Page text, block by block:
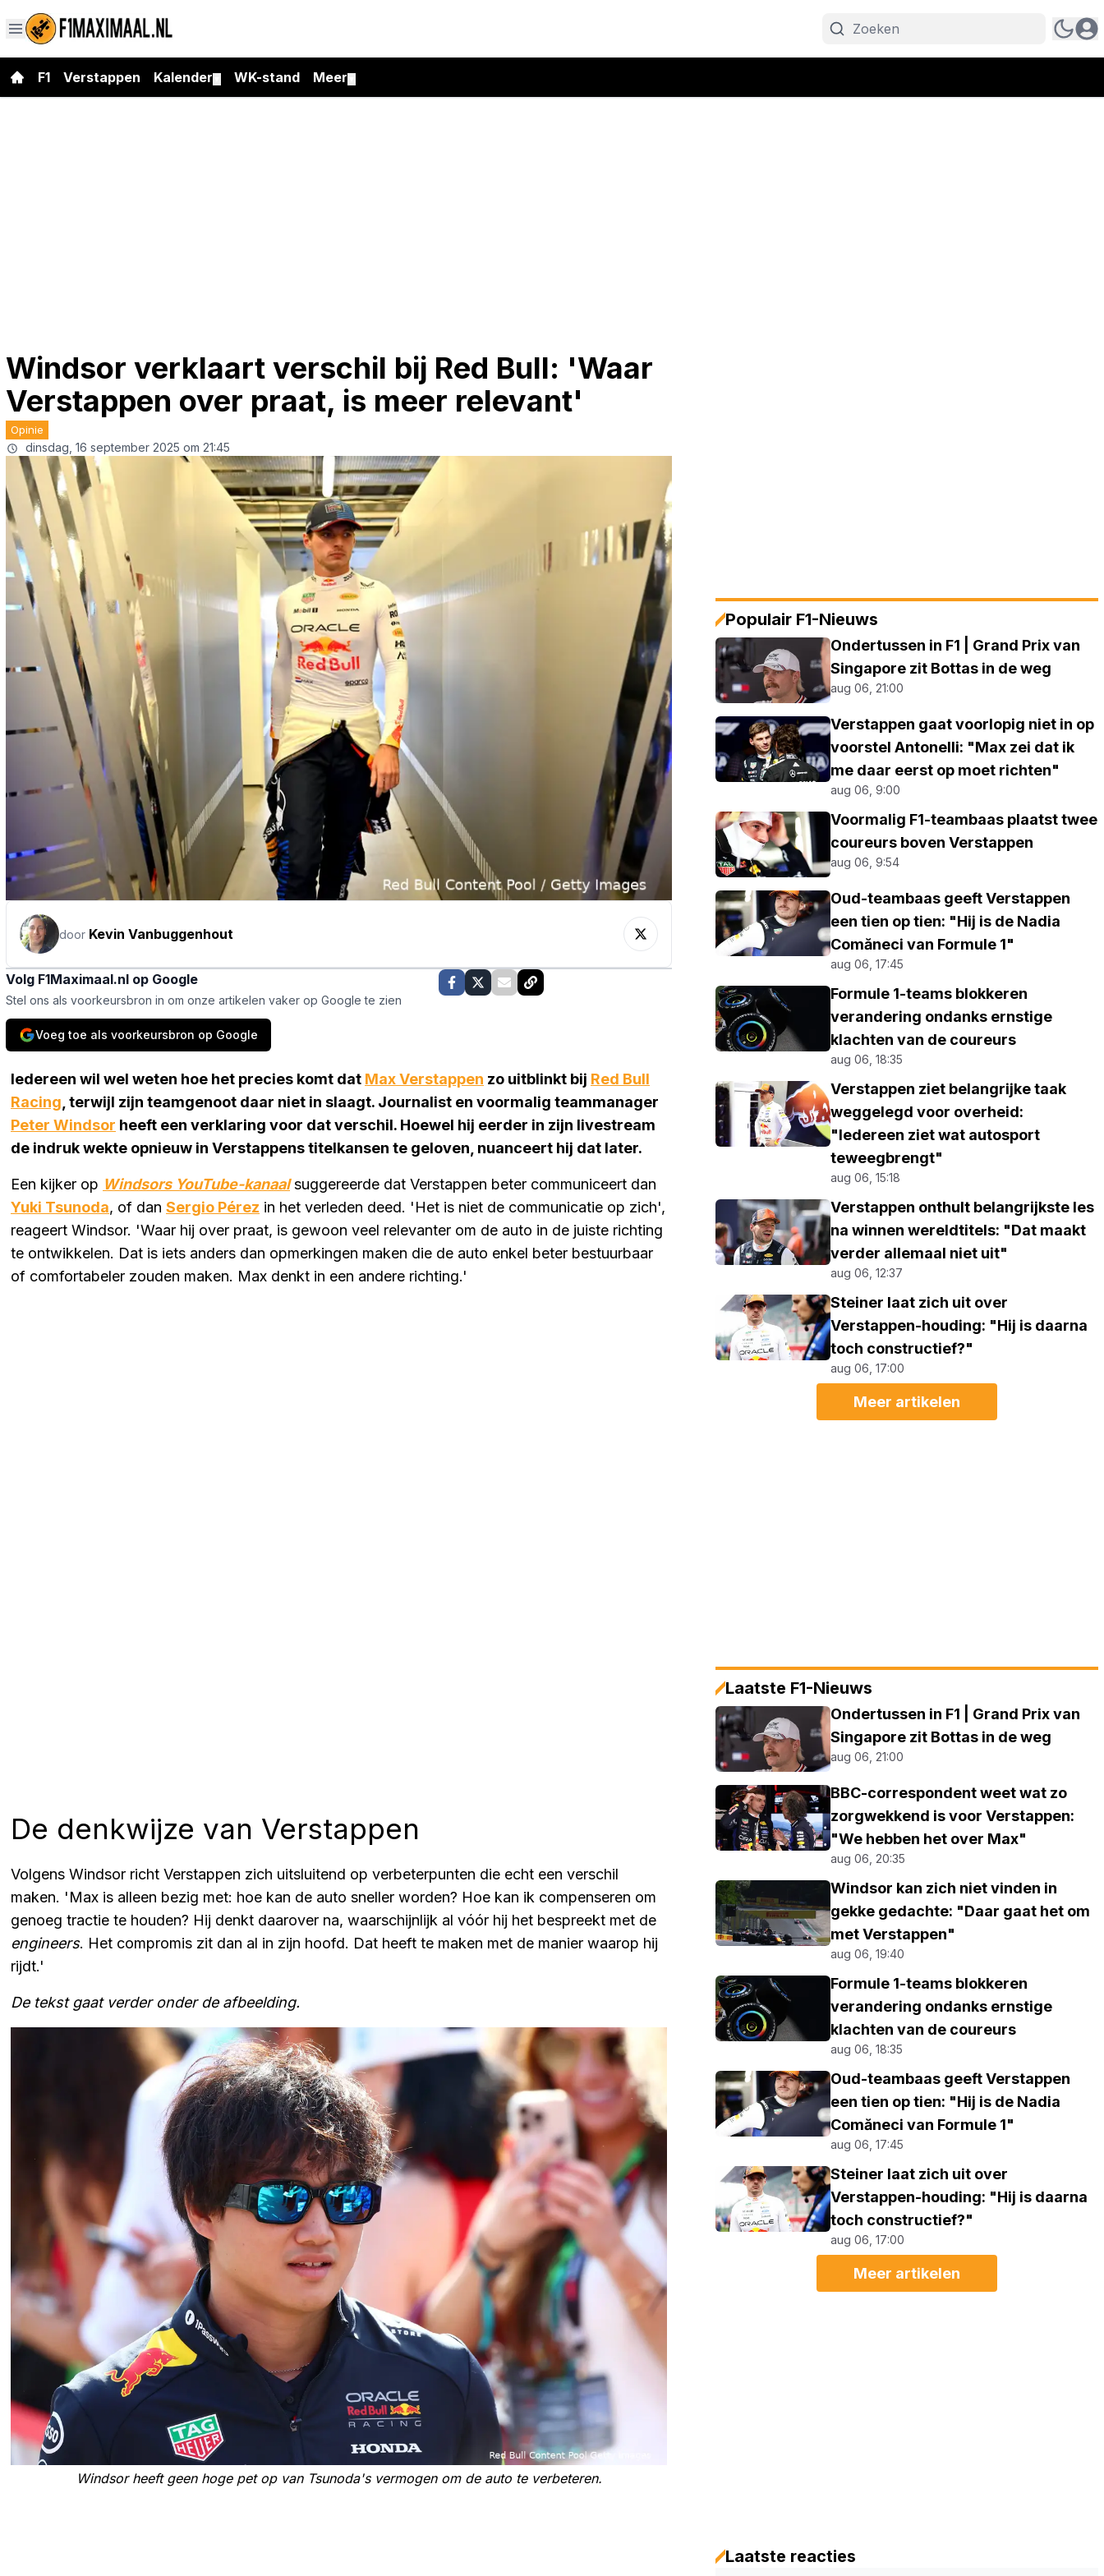
F1 Verstappen Kalender WK-stand Meer
Windsor verklaart verschil bij Red Bull: 'Waar
Verstappen over praat, is meer relevant'
Opinie
dinsdag, 16 september 2025 om 21:45
door Kevin Vanbuggenhout
Volg F1Maximaal.nl op Google
Stel ons als voorkeursbron in om onze artikelen vaker op Google te zien
Voeg toe als voorkeursbron op Google
Iedereen wil wel weten hoe het precies komt dat Max Verstappen zo uitblinkt bij Red Bull
Racing , terwijl zijn teamgenoot daar niet in slaagt. Journalist en voormalig teammanager
Peter Windsor heeft een verklaring voor dat verschil. Hoewel hij eerder in zijn livestream
de indruk wekte opnieuw in Verstappens titelkansen te geloven, nuanceert hij dat later.
Een kijker op Windsors YouTube-kanaalsuggereerde dat Verstappen beter communiceert dan
Yuki Tsunoda, of dan Sergio Pérez in het verleden deed. 'Het is niet de communicatie op zich',
reageert Windsor. 'Waar hij over praat, is gewoon veel relevanter om de auto in de juiste richting
te ontwikkelen. Dat is iets anders dan opmerkingen maken die de auto enkel beter bestuurbaar
of comfortabeler zouden maken. Max denkt in een andere richting.'
De denkwijze van Verstappen
Volgens Windsor richt Verstappen zich uitsluitend op verbeterpunten die echt een verschil
maken. 'Max is alleen bezig met: hoe kan de auto sneller worden? Hoe kan ik compenseren om
genoeg tractie te houden? Hij denkt daarover na, waarschijnlijk al vóór hij het bespreekt met de
engineers. Het compromis zit dan al in zijn hoofd. Dat heeft te maken met de manier waarop hij
rijdt.'
De tekst gaat verder onder de afbeelding.
Windsor heeft geen hoge pet op van Tsunoda's vermogen om de auto te verbeteren.
Populair F1-Nieuws
Ondertussen in F1 | Grand Prix van
Singapore zit Bottas in de weg
aug 06, 21:00
Verstappen gaat voorlopig niet in op
voorstel Antonelli: "Max zei dat ik
me daar eerst op moet richten"
aug 06, 9:00
Voormalig F1-teambaas plaatst twee
coureurs boven Verstappen
aug 06, 9:54
Oud-teambaas geeft Verstappen
een tien op tien: "Hij is de Nadia
Comăneci van Formule 1"
aug 06, 17:45
Formule 1-teams blokkeren
verandering ondanks ernstige
klachten van de coureurs
aug 06, 18:35
Verstappen ziet belangrijke taak
weggelegd voor overheid:
"Iedereen ziet wat autosport
teweegbrengt"
aug 06, 15:18
Verstappen onthult belangrijkste les
na winnen wereldtitels: "Dat maakt
verder allemaal niet uit"
aug 06, 12:37
Steiner laat zich uit over
Verstappen-houding: "Hij is daarna
toch constructief?"
aug 06, 17:00
Meer artikelen
Laatste F1-Nieuws
Ondertussen in F1 | Grand Prix van
Singapore zit Bottas in de weg
aug 06, 21:00
BBC-correspondent weet wat zo
zorgwekkend is voor Verstappen:
"We hebben het over Max"
aug 06, 20:35
Windsor kan zich niet vinden in
gekke gedachte: "Daar gaat het om
met Verstappen"
aug 06, 19:40
Formule 1-teams blokkeren
verandering ondanks ernstige
klachten van de coureurs
aug 06, 18:35
Oud-teambaas geeft Verstappen
een tien op tien: "Hij is de Nadia
Comăneci van Formule 1"
aug 06, 17:45
Steiner laat zich uit over
Verstappen-houding: "Hij is daarna
toch constructief?"
aug 06, 17:00
Meer artikelen
Laatste reacties